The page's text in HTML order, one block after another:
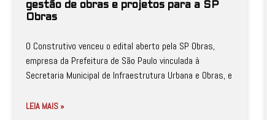
gestão de obras e projetos para a SP
Obras
O Construtivo venceu o edital aberto pela SP Obras,
empresa da Prefeitura de São Paulo vinculada à
Secretaria Municipal de Infraestrutura Urbana e Obras, e
LEIA MAIS »